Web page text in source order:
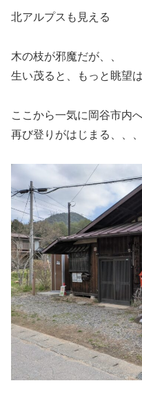
北アルプスも見える
木の枝が邪魔だが、、
生い茂ると、もっと眺望
ここから一気に岡谷市内へ
再び登りがはじまる、、、